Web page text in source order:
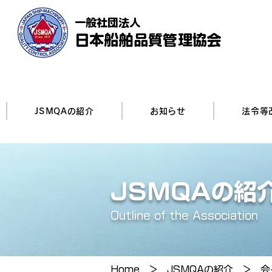
一般社団法人
日本船舶品質管理協会
JSMQAの紹介 お知らせ 法令等
JSMQAの紹
Outline of the Association
Home > JSMQAの紹介 > 会